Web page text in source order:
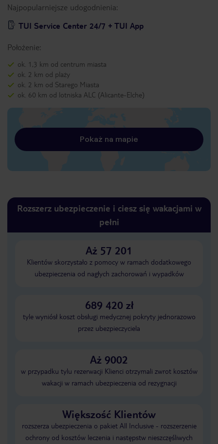
Najpopularniejsze udogodnienia:
TUI Service Center 24/7 + TUI App
Położenie:
ok. 1,3 km od centrum miasta
ok. 2 km od plaży
ok. 2 km od Starego Miasta
ok. 60 km od lotniska ALC (Alicante-Elche)
Pokaż na mapie
Rozszerz ubezpieczenie i ciesz się wakacjami w
pełni
Aż 57 201
Klientów skorzystało z pomocy w ramach dodatkowego
ubezpieczenia od nagłych zachorowań i wypadków
689 420 zł
tyle wyniósł koszt obsługi medycznej pokryty jednorazowo
przez ubezpieczyciela
Aż 9002
w przypadku tylu rezerwacji Klienci otrzymali zwrot kosztów
wakacji w ramach ubezpieczenia od rezygnacji
Większość Klientów
rozszerza ubezpieczenia o pakiet All Inclusive - rozszerzenie
ochrony od kosztów leczenia i następstw nieszczęśliwych